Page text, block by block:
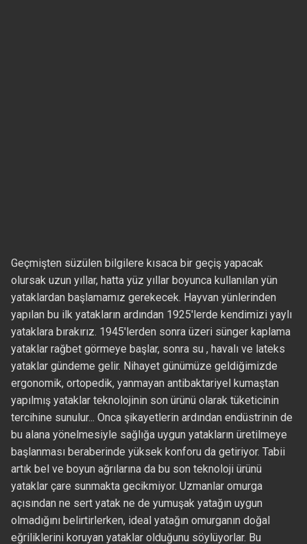
Geçmişten süzülen bilgilere kısaca bir geçiş yapacak
olursak uzun yıllar, hatta yüz yıllar boyunca kullanılan yün
yataklardan başlamamız gerekecek. Hayvan yünlerinden
yapılan bu ilk yatakların ardından 1925'lerde kendimizi yaylı
yataklara bırakırız. 1945'lerden sonra üzeri sünger kaplama
yataklar rağbet görmeye başlar, sonra su , havalı ve lateks
yataklar gündeme gelir. Nihayet günümüze geldiğimizde
ergonomik, ortopedik, yanmayan antibaktariyel kumaştan
yapılmış yataklar teknolojinin son ürünü olarak tüketicinin
tercihine sunulur... Onca şikayetlerin ardından endüstrinin de
bu alana yönelmesiyle sağlığa uygun yatakların üretilmeye
başlanması beraberinde yüksek konforu da getiriyor. Tabii
artık bel ve boyun ağrılarına da bu son teknoloji ürünü
yataklar çare sunmakta gecikmiyor. Uzmanlar omurga
açısından ne sert yatak ne de yumuşak yatağın uygun
olmadığını belirtirlerken, ideal yatağın omurganın doğal
eğriliklerini koruyan yataklar olduğunu söylüyorlar. Bu